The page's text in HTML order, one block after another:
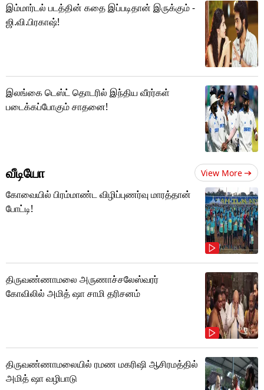
இம்மார்டல் படத்தின் கதை இப்படிதான் இருக்கும் -
ஜி.வி.பிரகாஷ்!
இலங்கை டெஸ்ட் தொடரில் இந்திய வீரர்கள்
படைக்கப்போகும் சாதனை!
வீடியோ View More
கோவையில் பிரம்மாண்ட விழிப்புணர்வு மாரத்தான்
போட்டி!
திருவண்ணாமலை அருணாச்சலேஸ்வரர்
கோவிலில் அமித் ஷா சாமி தரிசனம்
திருவண்ணாமலையில் ரமண மகரிஷி ஆசிரமத்தில்
அமித் ஷா வழிபாடு